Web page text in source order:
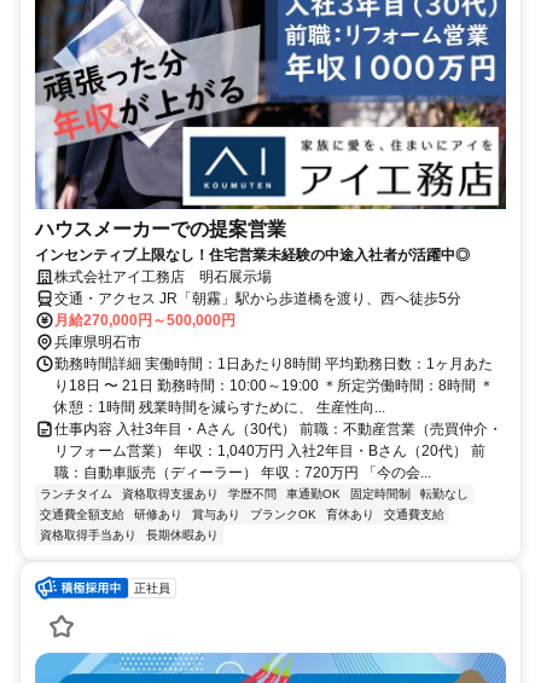
ハウスメーカーでの提案営業
インセンティブ上限なし！住宅営業未経験の中途入社者が活躍中◎
株式会社アイ工務店 明石展示場
交通・アクセス JR「朝霧」駅から歩道橋を渡り、西へ徒歩5分
月給270,000円～500,000円
兵庫県明石市
勤務時間詳細 実働時間：1日あたり8時間 平均勤務日数：1ヶ月あた
り18日 〜 21日 勤務時間：10:00～19:00 ＊所定労働時間：8時間 ＊
休憩：1時間 残業時間を減らすために、 生産性向...
仕事内容 入社3年目・Aさん（30代） 前職：不動産営業（売買仲介・
リフォーム営業） 年収：1,040万円 入社2年目・Bさん（20代） 前
職：自動車販売（ディーラー） 年収：720万円 「今の会...
ランチタイム 資格取得支援あり 学歴不問 車通勤OK 固定時間制
転勤なし
交通費全額支給
研修あり 賞与あり ブランクOK 育休あり
交通費支給
資格取得手当あり
長期休暇あり
正社員